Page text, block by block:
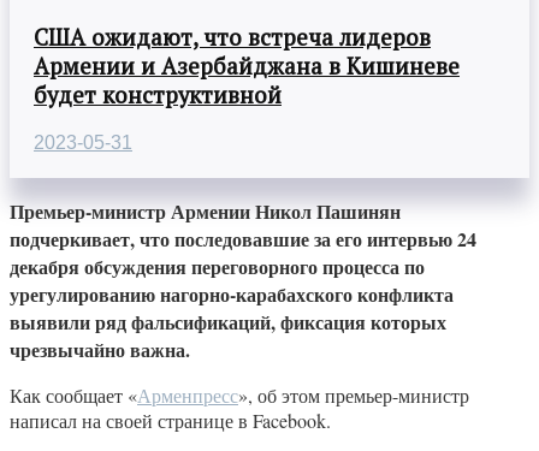
США ожидают, что встреча лидеров
Армении и Азербайджана в Кишиневе
будет конструктивной
2023-05-31
Премьер-министр Армении Никол Пашинян
подчеркивает, что последовавшие за его интервью 24
декабря обсуждения переговорного процесса по
урегулированию нагорно-карабахского конфликта
выявили ряд фальсификаций, фиксация которых
чрезвычайно важна.
Как сообщает «Арменпресс», об этом премьер-министр
написал на своей странице в Facebook.